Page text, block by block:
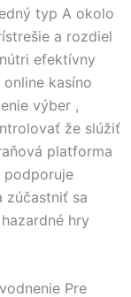
typ A okolo
a rozdiel
efektívny
kasíno
výber ,
že slúžiť
platforma
podporuje
zúčastniť sa
hry
Pre